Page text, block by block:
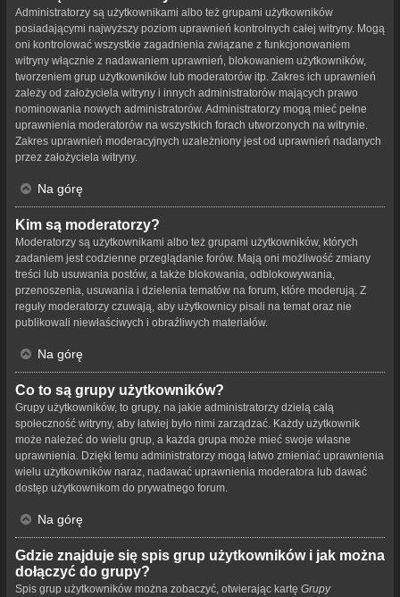
Administratorzy są użytkownikami albo też grupami użytkowników
posiadającymi najwyższy poziom uprawnień kontrolnych całej witryny. Mogą
oni kontrolować wszystkie zagadnienia związane z funkcjonowaniem
witryny włącznie z nadawaniem uprawnień, blokowaniem użytkowników,
tworzeniem grup użytkowników lub moderatorów itp. Zakres ich uprawnień
zależy od założyciela witryny i innych administratorów mających prawo
nominowania nowych administratorów. Administratorzy mogą mieć pełne
uprawnienia moderatorów na wszystkich forach utworzonych na witrynie.
Zakres uprawnień moderacyjnych uzależniony jest od uprawnień nadanych
przez założyciela witryny.
Na górę
Kim są moderatorzy?
Moderatorzy są użytkownikami albo też grupami użytkowników, których
zadaniem jest codzienne przeglądanie forów. Mają oni możliwość zmiany
treści lub usuwania postów, a także blokowania, odblokowywania,
przenoszenia, usuwania i dzielenia tematów na forum, które moderują. Z
reguły moderatorzy czuwają, aby użytkownicy pisali na temat oraz nie
publikowali niewłaściwych i obraźliwych materiałów.
Na górę
Co to są grupy użytkowników?
Grupy użytkowników, to grupy, na jakie administratorzy dzielą całą
społeczność witryny, aby łatwiej było nimi zarządzać. Każdy użytkownik
może należeć do wielu grup, a każda grupa może mieć swoje własne
uprawnienia. Dzięki temu administratorzy mogą łatwo zmieniać uprawnienia
wielu użytkowników naraz, nadawać uprawnienia moderatora lub dawać
dostęp użytkownikom do prywatnego forum.
Na górę
Gdzie znajduje się spis grup użytkowników i jak można
dołączyć do grupy?
Spis grup użytkowników można zobaczyć, otwierając kartę Grupy